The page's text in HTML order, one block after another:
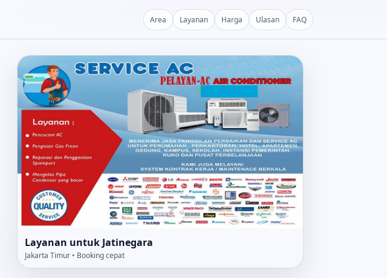
Area Layanan Harga Ulasan FAQ
Layanan untuk Jatinegara
Jakarta Timur • Booking cepat